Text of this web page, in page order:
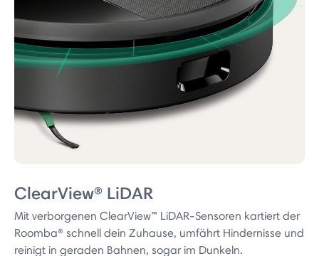
ClearView® LiDAR
Mit verborgenen ClearView™ LiDAR-Sensoren kartiert der
Roomba® schnell dein Zuhause, umfährt Hindernisse und
reinigt in geraden Bahnen, sogar im Dunkeln.